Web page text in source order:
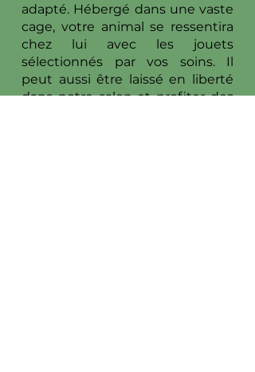
adapté. Hébergé dans une vaste
cage, votre animal se ressentira
chez lui avec les jouets
sélectionnés par vos soins. Il
peut aussi être laissé en liberté
dans notre salon et profiter des